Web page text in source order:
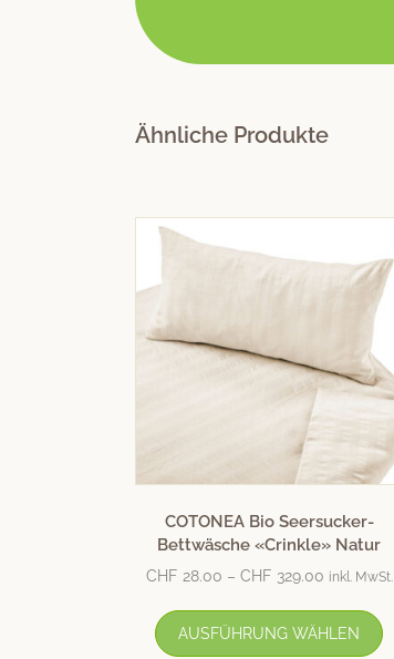
Ähnliche Produkte
COTONEA Bio Seersucker-
Bettwäsche «Crinkle» Natur
CHF 28.00 – CHF 329.00 inkl. MwSt.
AUSFÜHRUNG WÄHLEN